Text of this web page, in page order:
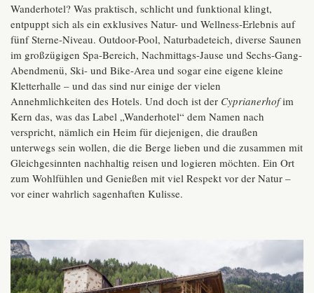
Wanderhotel? Was praktisch, schlicht und funktional klingt,
entpuppt sich als ein exklusives Natur- und Wellness-Erlebnis auf
fünf Sterne-Niveau. Outdoor-Pool, Naturbadeteich, diverse Saunen
im großzügigen Spa-Bereich, Nachmittags-Jause und Sechs-Gang-
Abendmenü, Ski- und Bike-Area und sogar eine eigene kleine
Kletterhalle – und das sind nur einige der vielen
Annehmlichkeiten des Hotels. Und doch ist der Cyprianerhofim
Kern das, was das Label „Wanderhotel“ dem Namen nach
verspricht, nämlich ein Heim für diejenigen, die draußen
unterwegs sein wollen, die die Berge lieben und die zusammen mit
Gleichgesinnten nachhaltig reisen und logieren möchten. Ein Ort
zum Wohlfühlen und Genießen mit viel Respekt vor der Natur –
vor einer wahrlich sagenhaften Kulisse.